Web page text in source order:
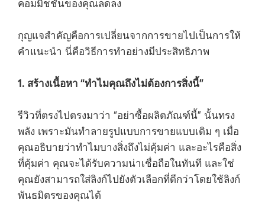
คอมมิชชั่นของคุณลดลง
กุญแจสำคัญคือการเปลี่ยนจากการขายไปเป็นการให้
คำแนะนำ นี่คือวิธีการทำอย่างมีประสิทธิภาพ
1. สร้างเนื้อหา “ทำไมคุณถึงไม่ต้องการสิ่งนี้”
รีวิวที่ตรงไปตรงมาว่า “อย่าซื้อผลิตภัณฑ์นี้” นั้นทรง
พลัง เพราะมันทำลายรูปแบบการขายแบบเดิม ๆ เมื่อ
คุณอธิบายว่าทำไมบางสิ่งถึงไม่คุ้มค่า และอะไรคือสิ่ง
ที่คุ้มค่า คุณจะได้รับความน่าเชื่อถือในทันที และใช่
คุณยังสามารถใส่ลิงก์ไปยังตัวเลือกที่ดีกว่าโดยใช้ลิงก์
พันธมิตรของคุณได้